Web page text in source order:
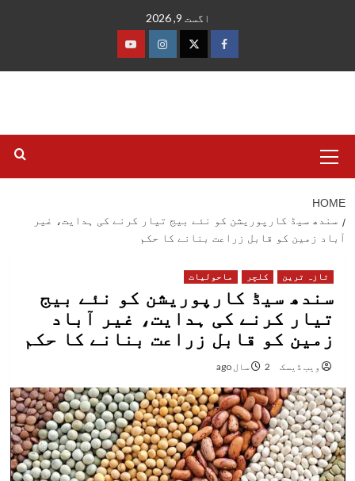
اگست 9, 2026
فیس
ٹوئٹرانسٹاگرام
یوٹیوب
Menu
HOME
سندھ سیڈ کارپوریشن کو نئے بیج تیار کرنے کی ہدایت، غیر
آباد زمین کو قابل زراعت بنانے کا حکم
تازہ ترین کلچر ماحولیات
سندھ سیڈ کارپوریشن کو نئے بیج
تیار کرنے کی ہدایت، غیر آباد
زمین کو قابل زراعت بنانے کا حکم
ویب ڈیسک 2 سال ago